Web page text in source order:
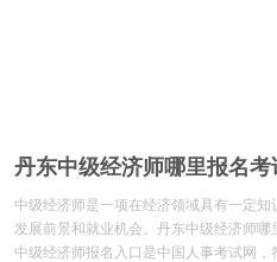
丹东中级经济师哪里报名考
中级经济师是一项在经济领域具有一定
发展前景和就业机会。丹东中级经济师哪
中级经济师报名入口是中国人事考试网，